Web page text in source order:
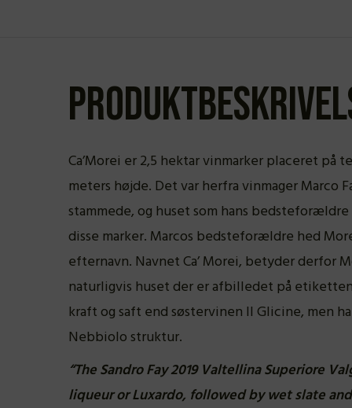
Ca’Morei er 2,5 hektar vinmarker placeret på
meters højde. Det var herfra vinmager Marco
stammede, og huset som hans
disse marker. Marcos bedsteforældre hed
efternavn. Navnet Ca’ Morei, betyder derfor
naturligvis huset der er afbilledet på
kraft og saft end søstervinen Il Glicine, men
Nebbiolo struktur.
“The Sandro Fay 2019 Valtellina Superiore
liqueur or Luxardo, followed by wet slate